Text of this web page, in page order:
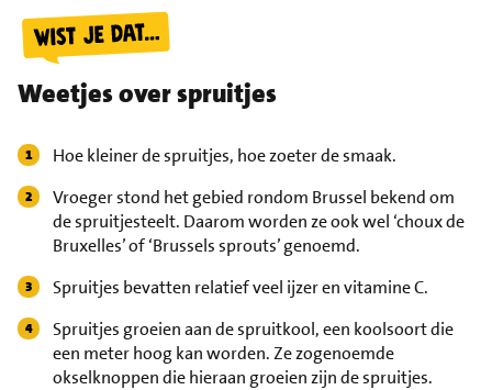
Weetjes over spruitjes
Hoe kleiner de spruitjes, hoe zoeter de smaak.
Vroeger stond het gebied rondom Brussel bekend om
de spruitjesteelt. Daarom worden ze ook wel ‘choux de
Bruxelles’ of ‘Brussels sprouts’ genoemd.
Spruitjes bevatten relatief veel ijzer en vitamine C.
Spruitjes groeien aan de spruitkool, een koolsoort die
een meter hoog kan worden. Ze zogenoemde
okselknoppen die hieraan groeien zijn de spruitjes.